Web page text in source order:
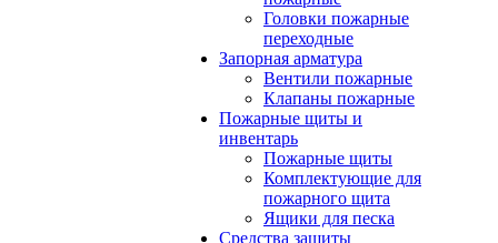
Головки пожарные
переходные
Запорная арматура
Вентили пожарные
Клапаны пожарные
Пожарные щиты и
инвентарь
Пожарные щиты
Комплектующие для
пожарного щита
Ящики для песка
Средства защиты